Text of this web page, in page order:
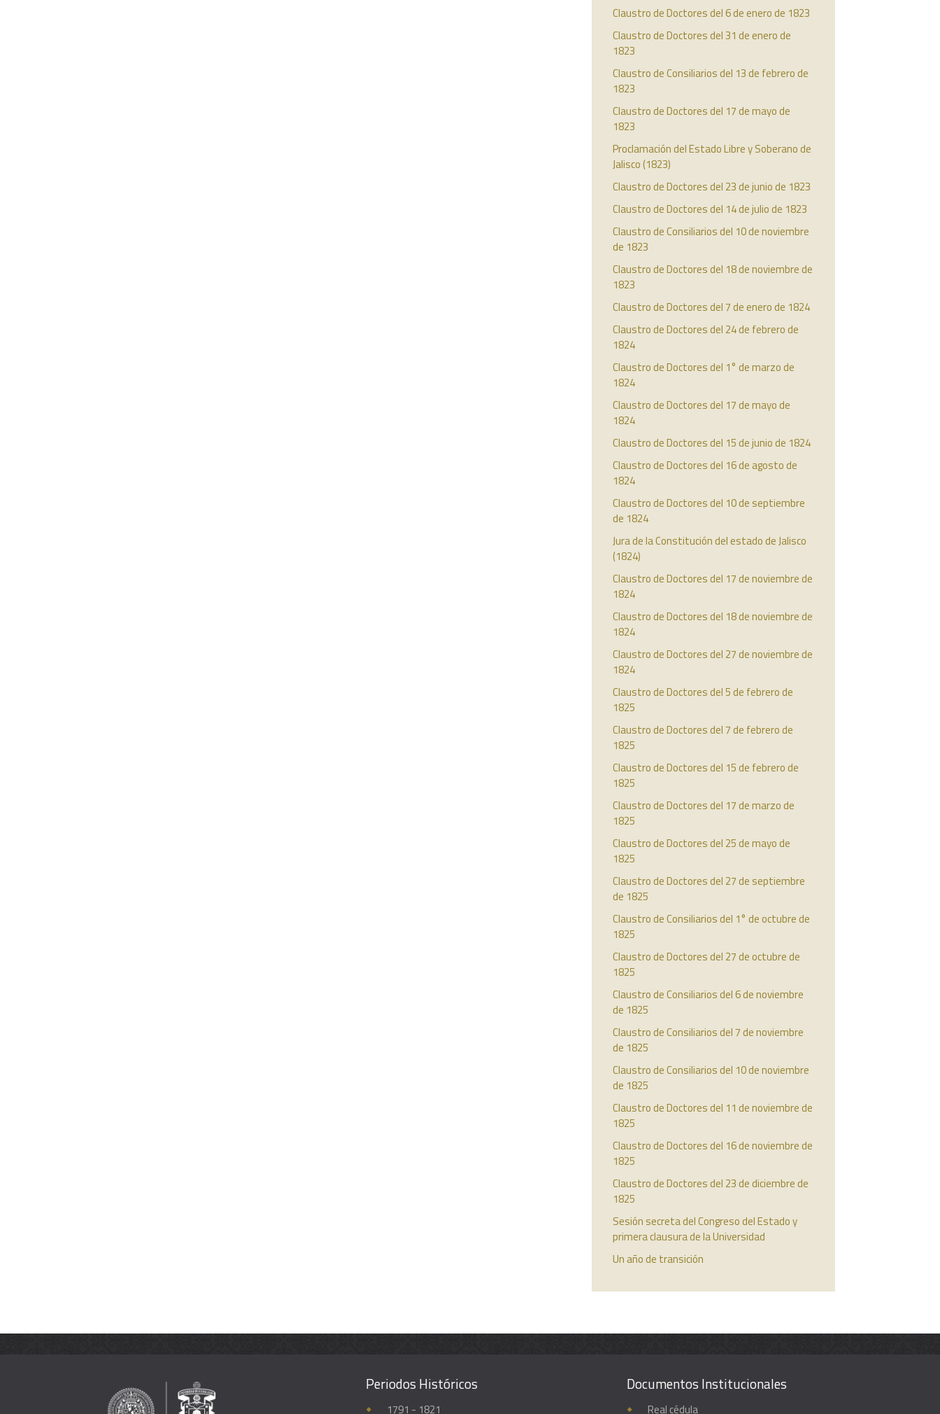
Claustro de Doctores del 6 de enero de 1823
Claustro de Doctores del 31 de enero de
1823
Claustro de Consiliarios del 13 de febrero de
1823
Claustro de Doctores del 17 de mayo de
1823
Proclamación del Estado Libre y Soberano de
Jalisco (1823)
Claustro de Doctores del 23 de junio de 1823
Claustro de Doctores del 14 de julio de 1823
Claustro de Consiliarios del 10 de noviembre
de 1823
Claustro de Doctores del 18 de noviembre de
1823
Claustro de Doctores del 7 de enero de 1824
Claustro de Doctores del 24 de febrero de
1824
Claustro de Doctores del 1° de marzo de
1824
Claustro de Doctores del 17 de mayo de
1824
Claustro de Doctores del 15 de junio de 1824
Claustro de Doctores del 16 de agosto de
1824
Claustro de Doctores del 10 de septiembre
de 1824
Jura de la Constitución del estado de Jalisco
(1824)
Claustro de Doctores del 17 de noviembre de
1824
Claustro de Doctores del 18 de noviembre de
1824
Claustro de Doctores del 27 de noviembre de
1824
Claustro de Doctores del 5 de febrero de
1825
Claustro de Doctores del 7 de febrero de
1825
Claustro de Doctores del 15 de febrero de
1825
Claustro de Doctores del 17 de marzo de
1825
Claustro de Doctores del 25 de mayo de
1825
Claustro de Doctores del 27 de septiembre
de 1825
Claustro de Consiliarios del 1° de octubre de
1825
Claustro de Doctores del 27 de octubre de
1825
Claustro de Consiliarios del 6 de noviembre
de 1825
Claustro de Consiliarios del 7 de noviembre
de 1825
Claustro de Consiliarios del 10 de noviembre
de 1825
Claustro de Doctores del 11 de noviembre de
1825
Claustro de Doctores del 16 de noviembre de
1825
Claustro de Doctores del 23 de diciembre de
1825
Sesión secreta del Congreso del Estado y
primera clausura de la Universidad
Un año de transición
Enciclopedia histórica y biográfica de la Universidad de Guadalajara
Periodos Históricos
1791 - 1821
Documentos Institucionales
Real cédula